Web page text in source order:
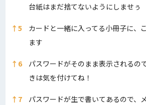
台紙はまだ捨てないようにしませぅ
↑ 5
カードと一緒に入ってる小冊子に、
ます
↑ 6
パスワードがそのまま表示されるの
きは気を付けてね！
↑ 7
パスワードが生で書いてあるので、